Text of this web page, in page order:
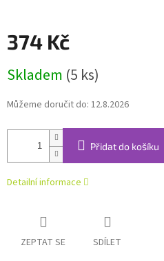
374 Kč
cena:
Skladem (5 ks)
Můžeme doručit do: 12.8.2026
Přidat do košíku
Detailní informace
ZEPTAT SE SDÍLET